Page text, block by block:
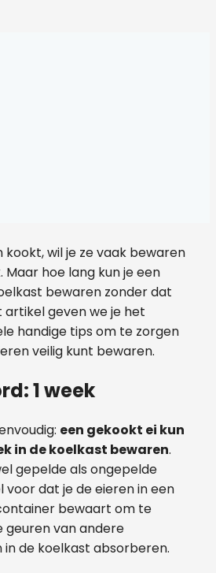
kookt, wil je ze vaak bewaren
hoe lang kun je een
bewaren zonder dat
geven we je het
handige tips om te zorgen
veilig kunt bewaren.
1 week
een gekookt ei kun
in de koelkast bewaren.
gepelde als ongepelde
voor dat je de eieren in een
bewaart om te
geuren van andere
in de koelkast absorberen.